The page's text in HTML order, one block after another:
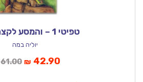
טפיטי 1 – והמסע לקצה העולם
יוליה במה
61.00המחיר
₪ 42.90המחיר